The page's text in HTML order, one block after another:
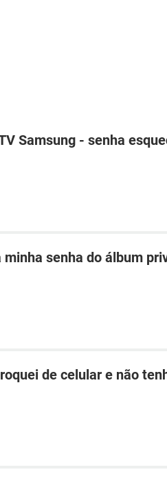
Samsung - senha
senha do álbum
de celular e não